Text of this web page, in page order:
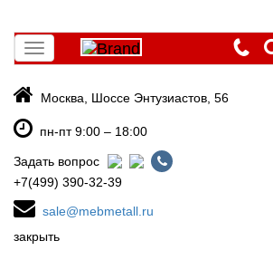
Toggle
navigation
Москва, Шоссе Энтузиастов, 56
пн-пт 9:00 – 18:00
Задать вопрос
+7(499) 390-32-39
sale@mebmetall.ru
закрыть